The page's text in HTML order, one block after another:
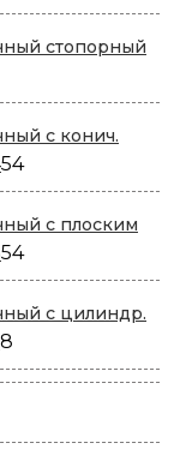
товар
стопорный
с конич.
5454
товара
с плоским
5454
товара
с цилиндр.
8
товаров